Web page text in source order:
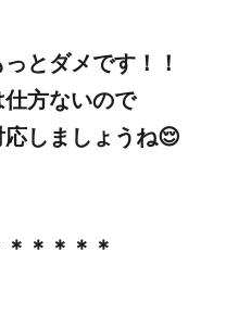
とダメです！！
方ないので
しましょうね😌
＊＊＊＊